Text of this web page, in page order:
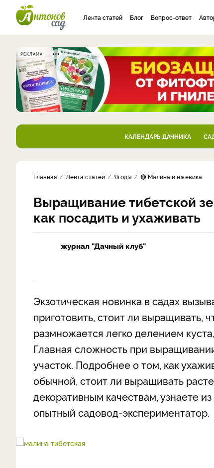
Лента статей Блог Вопрос-ответ
РЕКЛАМА
КАЛЕНДАРЬ ДАЧНИКА
Главная Лента статей Ягоды 🔴 Малина и ежевика
Выращивание тибетской
как посадить и ухаживать
журнал "Дачный клуб"
Экзотическая новинка в садах
приготовить, стоит ли выращивать,
размножается легко делением
Главная сложность при
участок. Подробнее о том, как
обычной, стоит ли выращивать
декоративным качествам, узнаете
опытный садовод-экспериментатор.